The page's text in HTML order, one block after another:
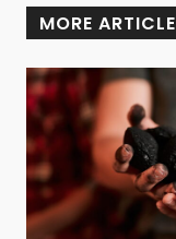
MORE ARTICLE